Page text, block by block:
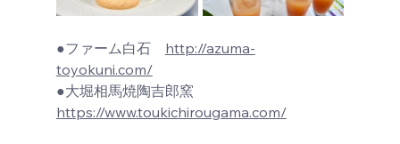
●ファーム白石 http://azuma-
toyokuni.com/
●大堀相馬焼陶吉郎窯
https://www.toukichirougama.com/